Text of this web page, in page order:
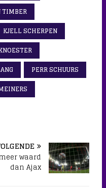
TIMBER
KJELL SCHERPEN
PERR SCHUURS
waard
dan Ajax